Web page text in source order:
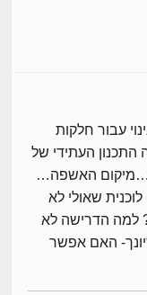
עבור חלקות
התכנון העתידי של
האשפה…
שאולי לא
למה הדרישה לא
האם אפשר